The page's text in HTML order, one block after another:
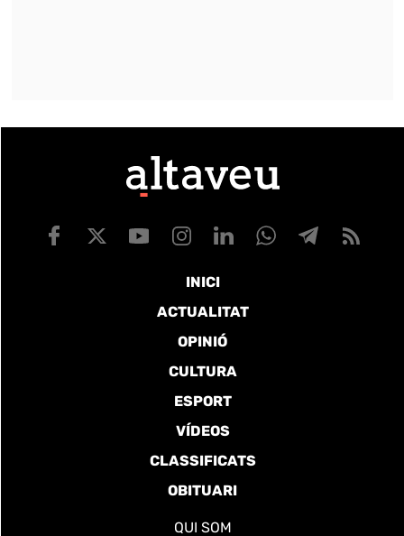
INICI
ACTUALITAT
OPINIÓ
CULTURA
ESPORT
VÍDEOS
CLASSIFICATS
OBITUARI
QUI SOM